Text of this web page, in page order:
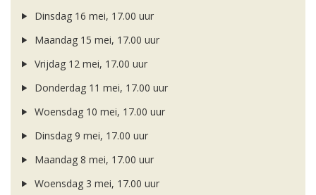
Dinsdag 16 mei, 17.00 uur
Maandag 15 mei, 17.00 uur
Vrijdag 12 mei, 17.00 uur
Donderdag 11 mei, 17.00 uur
Woensdag 10 mei, 17.00 uur
Dinsdag 9 mei, 17.00 uur
Maandag 8 mei, 17.00 uur
Woensdag 3 mei, 17.00 uur